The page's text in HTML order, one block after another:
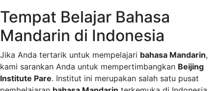
Tempat Belajar Bahasa
Mandarin di Indonesia
Jika Anda tertarik untuk mempelajari bahasa Mandarin,
kami sarankan Anda untuk mempertimbangkan Beijing
Institute Pare. Institut ini merupakan salah satu pusat